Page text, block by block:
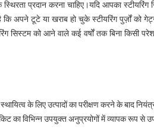
स्थिरता प्रदान करना चाहिए।यदि आपका
अपने टूटे या खराब हो चुके स्टीयरिंग पुर्ज़ों को
सिस्टम को आने वाले कई वर्षों तक बिना किसी
के लिए उत्पादों का परीक्षण करने के बाद
का विभिन्न उपयुक्त अनुप्रयोगों में व्यापक रूप से